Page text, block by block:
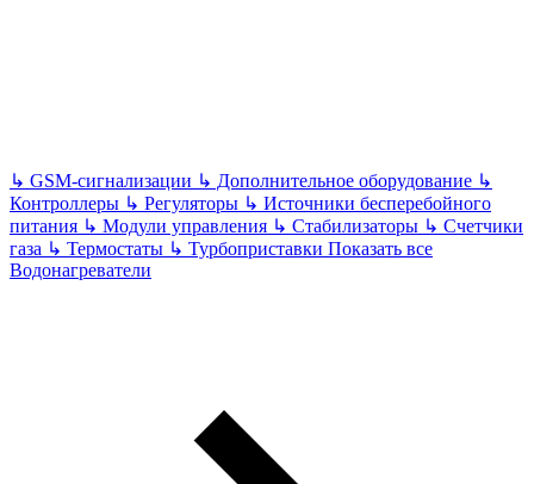
↳ GSM-сигнализации ↳ Дополнительное оборудование ↳
Контроллеры ↳ Регуляторы ↳ Источники бесперебойного
питания ↳ Модули управления ↳ Стабилизаторы ↳ Счетчики
газа ↳ Термостаты ↳ Турбоприставки Показать все
Водонагреватели